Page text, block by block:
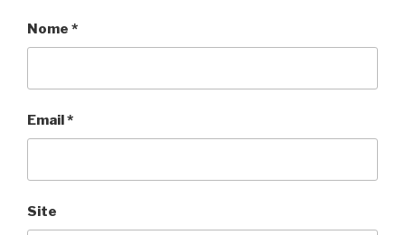
Nome *
Email*
Site